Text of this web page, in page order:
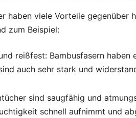
haben viele Vorteile gegenüber
zum Beispiel:
reißfest: Bambusfasern
auch sehr stark und
sind saugfähig und
schnell aufnimmt und